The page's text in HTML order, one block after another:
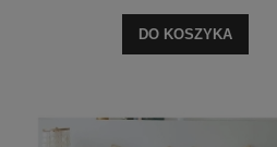
DO KOSZYKA